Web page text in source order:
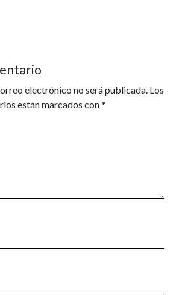
electrónico no será publicada. Los
están marcados con*